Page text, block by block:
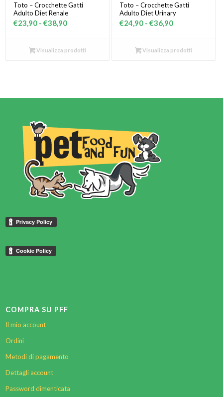
Toto – Crocchette Gatti
Adulto Diet Renale
€23,90 - €38,90Fascia
prezzo:
Visualizza prodotti
Toto – Crocchette Gatti
Adulto Diet Urinary
€24,90 - €36,90Fascia
prezzo:
Visualizza prodotti
COMPRA SU PFF
Il mio account
Ordini
Metodi di pagamento
Dettagli account
Password dimenticata